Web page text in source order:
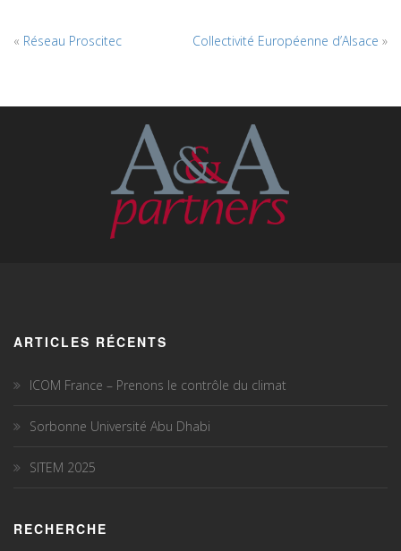
« Réseau Proscitec Collectivité Européenne d’Alsace »
ARTICLES RÉCENTS
ICOM France – Prenons le contrôle du climat
Sorbonne Université Abu Dhabi
SITEM 2025
RECHERCHE